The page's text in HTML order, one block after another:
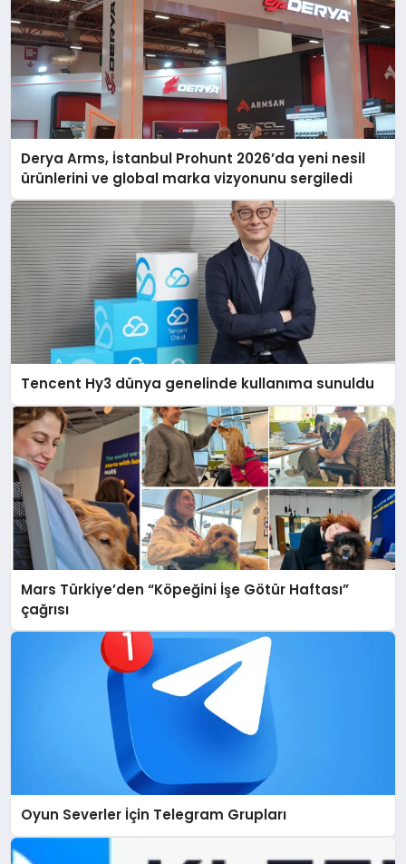
Derya Arms, İstanbul Prohunt 2026’da yeni nesil
ürünlerini ve global marka vizyonunu sergiledi
Tencent Hy3 dünya genelinde kullanıma sunuldu
Mars Türkiye’den “Köpeğini İşe Götür Haftası”
çağrısı
Oyun Severler İçin Telegram Grupları